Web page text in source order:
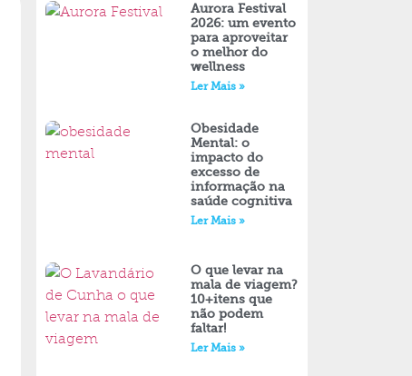
Aurora Festival
2026: um evento
para aproveitar
o melhor do
wellness
Ler Mais »
Obesidade
Mental: o
impacto do
excesso de
informação na
saúde cognitiva
Ler Mais »
O que levar na
mala de viagem?
10+itens que
não podem
faltar!
Ler Mais »